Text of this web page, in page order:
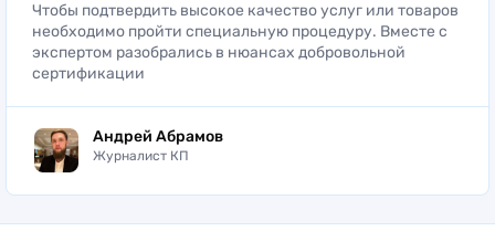
Чтобы подтвердить высокое качество услуг или товаров
необходимо пройти специальную процедуру. Вместе с
экспертом разобрались в нюансах добровольной
сертификации
Андрей Абрамов
Журналист КП